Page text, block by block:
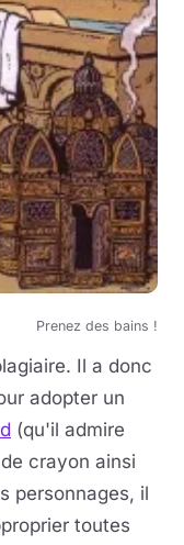
Prenez des bains !
Il a donc
adopter un
(qu'il admire
crayon ainsi
personnages, il
toutes